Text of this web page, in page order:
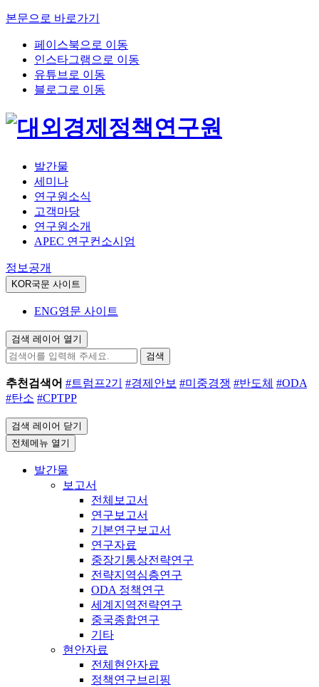
본문으로 바로가기
페이스북으로 이동
인스타그램으로 이동
유튜브로 이동
블로그로 이동
발간물
세미나
연구원소식
고객마당
연구원소개
APEC 연구컨소시엄
정보공개
KOR국문 사이트
ENG영문 사이트
검색 레이어 열기
검색
추천검색어 #트럼프2기 #경제안보 #미중경쟁 #반도체 #ODA
#탄소 #CPTPP
검색 레이어 닫기
전체메뉴 열기
발간물
보고서
전체보고서
연구보고서
기본연구보고서
연구자료
중장기통상전략연구
전략지역심층연구
ODA 정책연구
세계지역전략연구
중국종합연구
기타
현안자료
전체현안자료
정책연구브리핑